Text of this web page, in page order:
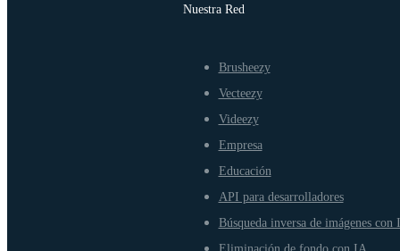
Nuestra Red
Brusheezy
Vecteezy
Videezy
Empresa
Educación
API para desarrolladores
Búsqueda inversa de imágenes con